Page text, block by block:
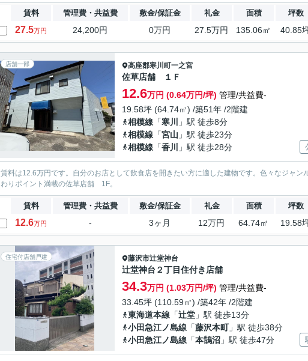
賃料 管理費・共益費 敷金/保証金 礼金 面積 坪数
27.5万円 24,200円 0万円 27.5万円 135.06㎡ 40.85
店舗一部 高座郡寒川町一之宮
佐草店舗 １Ｆ
12.6万円 (0.64万円/坪) 管理/共益費-
19.58坪 (64.74㎡) /築51年 /2階建
相模線 「寒川
」駅 徒歩8分
相模線 「宮山 」駅 徒歩23分
相模線 「香川 」駅 徒歩28分
賃料は12.6万円です。自分のお店として飲食店を開きたい方に適した建物です。色々なジャ
わりポイント満載の佐草店舗 1F。
賃料 管理費・共益費 敷金/保証金 礼金 面積 坪数
12.6万円 - 3ヶ月 12万円 64.74㎡ 19.58
住宅付店舗戸建 藤沢市辻堂神台
辻堂神台２丁目住付き店舗
34.3万円 (1.03万円/坪) 管理/共益費-
33.45坪 (110.59㎡) /築42年 /2階建
東海道本線 「辻堂 」駅 徒歩13分
小田急江ノ島線 「藤沢本町」駅 徒歩38分
小田急江ノ島線 「本鵠沼 」駅 徒歩47分